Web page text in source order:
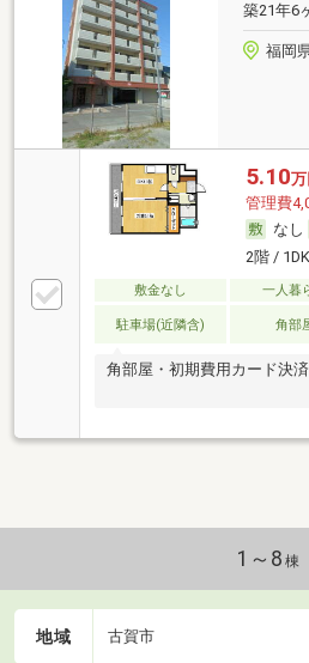
築21年6
福岡
5.10万
管理費
なし
2階 /
敷金なし 一人暮
駐車場(近隣含) 角部
角部屋・初期費用カード決
1～8 棟
地域 古賀市